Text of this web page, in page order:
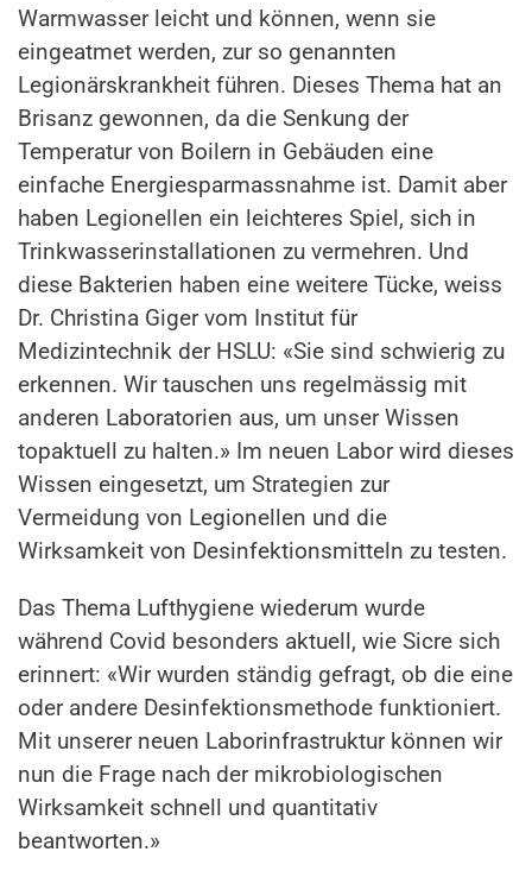
Warmwasser leicht und können, wenn sie
eingeatmet werden, zur so genannten
Legionärskrankheit führen. Dieses Thema hat an
Brisanz gewonnen, da die Senkung der
Temperatur von Boilern in Gebäuden eine
einfache Energiesparmassnahme ist. Damit aber
haben Legionellen ein leichteres Spiel, sich in
Trinkwasserinstallationen zu vermehren. Und
diese Bakterien haben eine weitere Tücke, weiss
Dr. Christina Giger vom Institut für
Medizintechnik der HSLU: «Sie sind schwierig zu
erkennen. Wir tauschen uns regelmässig mit
anderen Laboratorien aus, um unser Wissen
topaktuell zu halten.» Im neuen Labor wird dieses
Wissen eingesetzt, um Strategien zur
Vermeidung von Legionellen und die
Wirksamkeit von Desinfektionsmitteln zu testen.
Das Thema Lufthygiene wiederum wurde
während Covid besonders aktuell, wie Sicre sich
erinnert: «Wir wurden ständig gefragt, ob die eine
oder andere Desinfektionsmethode funktioniert.
Mit unserer neuen Laborinfrastruktur können wir
nun die Frage nach der mikrobiologischen
Wirksamkeit schnell und quantitativ
beantworten.»